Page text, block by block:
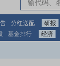
分红送配 研报
基金排行 经济